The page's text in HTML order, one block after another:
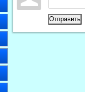
Отправить